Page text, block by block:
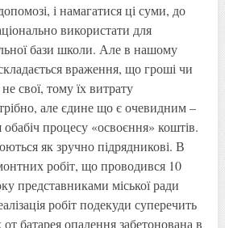
і намагатися ці суми, до
використати для
бази школи. Але в нашому
враження, що гроші чи
свої, тому їх витрату
але єдине що є очевидним –
процесу «освоєння» коштів.
як зручно підрядникові. В
робіт, що проводився 10
представниками міської ради
робіт подекуди суперечить
батарея опалення забетонована в